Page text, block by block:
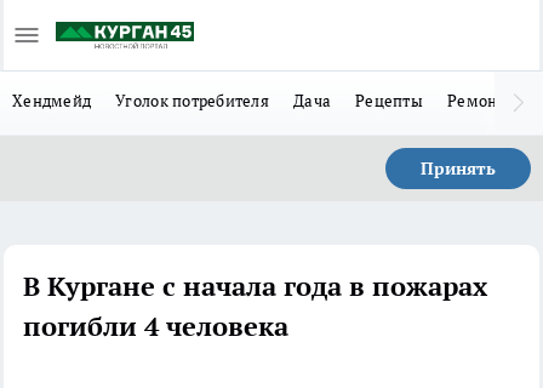
Хендмейд Уголок потребителя Дача Рецепты Ремонт
Принять
В Кургане с начала года в пожарах
погибли 4 человека